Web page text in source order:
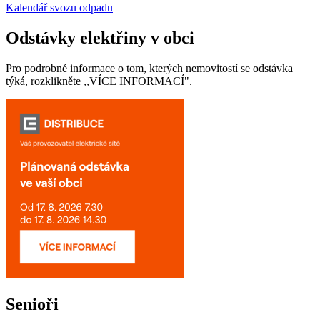
Kalendář svozu odpadu
Odstávky elektřiny v obci
Pro podrobné informace o tom, kterých nemovitostí se odstávka
týká, rozklikněte ,,VÍCE INFORMACÍ".
Senioři